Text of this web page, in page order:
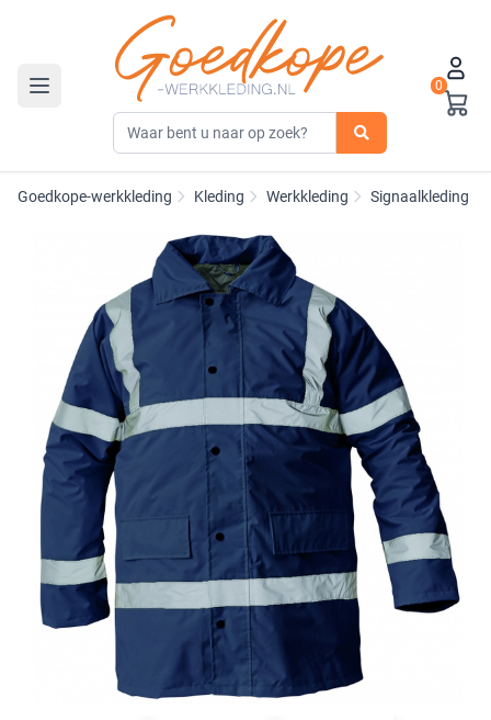
Toggle navigation
0
Goedkope-werkkleding Kleding Werkkleding Signaalkleding